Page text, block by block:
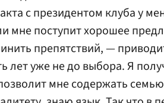
с президентом клуба у
мне поступит хорошее
препятствий, —
лет уже не до выбора. Я
мне содержать